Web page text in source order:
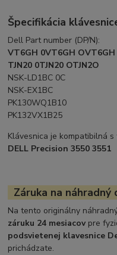
Špecifikácia
Dell Part number (DP/N):
VT6GH 0VT6GH OVT6GH
TJN20 0TJN20 OTJN2O
NSK-LD1BC 0C
NSK-EX1BC
PK130WQ1B10
PK132VX1B25
Klávesnica je kompatibilná s
DELL Precision 3550 3551
Záruka na náhradný
Na tento originálny
záruku 24 mesiacovpre
podsvietenej klavesnice
prichádzate.